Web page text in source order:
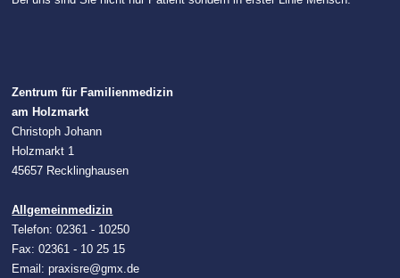
Zentrum für Familienmedizin
am Holzmarkt
Christoph Johann
Holzmarkt 1
45657 Recklinghausen
Allgemeinmedizin
Telefon: 02361 - 10250
Fax: 02361 - 10 25 15
Email: praxisre@gmx.de